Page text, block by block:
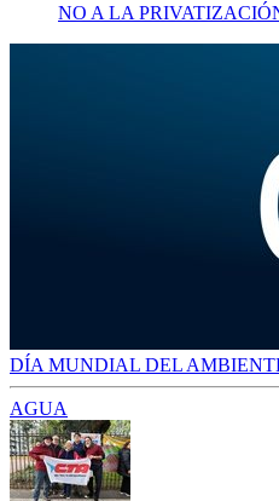
NO A LA
DÍA MUNDIAL DEL
AGUA